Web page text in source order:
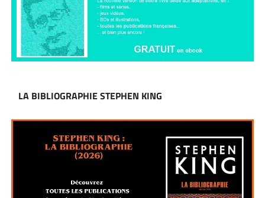
LA BIBLIOGRAPHIE STEPHEN KING